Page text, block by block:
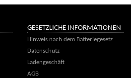
GESETZLICHE INFORMATIONEN
Hinweis nach dem Batteriegesetz
Datenschutz
Ladengeschäft
AGB